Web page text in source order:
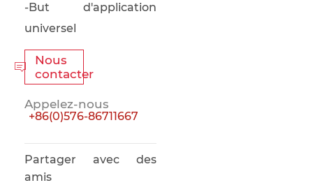
-But d'application
universel

Nous
contacter
Appelez-nous
+86(0)576-86711667
Partager avec des
amis